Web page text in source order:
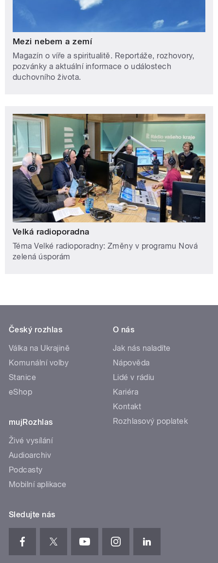
Mezi nebem a zemí
Magazín o víře a spiritualitě. Reportáže, rozhovory,
pozvánky a aktuální informace o událostech
duchovního života.
Velká radioporadna
Téma Velké radioporadny: Změny v programu Nová
zelená úsporám
Český rozhlas
Válka na Ukrajině
Komunální volby
Stanice
eShop
mujRozhlas
Živé vysílání
Audioarchiv
Podcasty
Mobilní aplikace
O nás
Jak nás naladíte
Nápověda
Lidé v rádiu
Kariéra
Kontakt
Rozhlasový poplatek
Sledujte nás